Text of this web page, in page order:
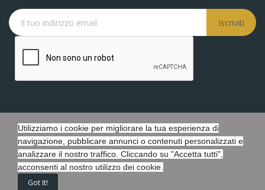
Iscriviti
Copyright © Battaglia Gioielli s.r.l.s. - P.IVA 05548440873 - Tutti i
diritti riservati. - Powered by Febosoft
Utilizziamo i cookie per migliorare la tua esperienza di
navigazione, pubblicare annunci o contenuti personalizzati e
analizzare il nostro traffico. Cliccando su "Accetta tutti",
acconsenti al nostro utilizzo dei cookie.
Got It!